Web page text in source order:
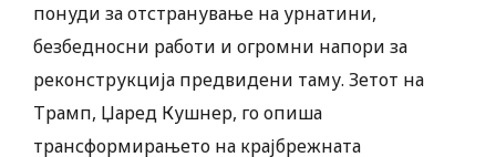
понуди за отстранување на урнатини,
безбедносни работи и огромни напори за
реконструкција предвидени таму. Зетот на
Трамп, Џаред Кушнер, го опиша
трансформирањето на крајбрежната